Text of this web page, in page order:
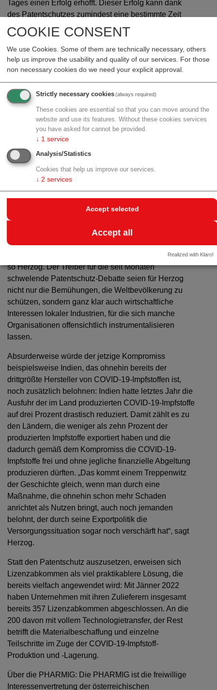
COOKIE CONSENT
We use Cookies. Some of them are technically necessary, others
help us improve the usability and quality of our services. For those
non necessary cookies do we need your explicit approval.
Strictly necessary cookies(always required)
These cookies are essential so that you can move around the
website and use its features. Without these cookies services
you have asked for cannot be provided.
↓ 1 service
Analysis/Statistics
Cookies that help us improve our services.
↓ 2 services
Accept selected
Accept all
Realized with Klaro!
Tages einen Erfolg erhofft. Dieser Erfolg kann dank
des Patentschutzes zumindest eine bestimmte Zeit
lang abgesichert werden. „Hebt man diesen nun bei so
bedeutsamen Innovationen wie COVID-19-Impfungen
auf, ist das ein fatales Zeichen für zukünftige
Forschungs- und Entwicklungsaktivitäten“, ist Herzog
überzeugt.
Die Aufhebung des Patentschutzes soll laut dem
Kompromiss zeitlich befristet und nur für Länder gültig
sein, die im Jahr 2021 weniger als 10 Prozent der
weltweit produzierten COVID-19-Impfstoffe exportiert
haben. „Das ändert aber nichts an der Tatsache, dass
wichtige Daten von Entwicklungs- und
Herstellungsprozessen durch die Weitergabe für
immer entwertet sind. Da mag man die wertvollen
möchte. Eine zeitliche Befristung ist in dieser Hinsicht
vollkommen wirkungslos. Man sollte es daher als
weitsichtig anerkennen, dass sich die EU und einzelne
Länder bisher gegen eine Patent-Weitergabe ohne
jegliche finanzielle Entschädigung ausgesprochen
haben, anstatt dies als ‚Armutszeugnis‘ zu entwerten“,
so Herzog. Der Treiber für die seit Monaten
schwelende Patentschutz-Debatte seien für Herzog
nicht nur die Bemühungen, die Weltbevölkerung zu
schützen, sondern ganz klar auch wirtschaftliche
Interessen lokaler Industrien, für die sich manche
Organisationen offensichtlich instrumentalisieren
lassen.
Absurderweise würde der jetzige Kompromiss
beispielsweise Indien, das ohnehin bereits der
drittgrößte Hersteller von COVID-19-Impfstoffen ist,
noch zusätzlich belohnen: Indien hatte letztes Jahr die
Ausfuhr der im Land produzierten COVID-19-Impfstoffe
auf drei Prozent drastisch reduziert. Damit zählt es zu
den Ländern, die weniger als zehn Prozent der
produzierten Impfstoffe exportiert haben und die
dadurch gemäß dem Kompromiss die COVID-19-
Impfstoffe frei und ohne jegliche finanzielle Abgeltung
produzieren dürften. „Das kommt einem Treppenwitz
der Geschichte gleich, wenn man durch eine
Maßnahme, die ohnehin schon mehr Schaden
anrichtet als Nutzen bringt, auch noch jemanden
belohnt, der durch seine Exportpolitik die
Versorgungssituation sogar noch verschärft hat“, sagt
Herzog.
Statt den Patentschutz auszusetzen, erweisen sich
Lizenzabkommen als viel praktikablere Lösung, die
bereits vielfach angewendet wird: Mit Jänner 2022
haben Unternehmen mit ihren Zulieferern insgesamt
bereits 357 Lizenzabkommen abgeschlossen. An die
200 davon mit vollem Technologietransfer, der Rest
betrifft die Materialbeschaffung und einzelne
Teilschritte im Zuge der COVID-19-Impfstoff-
Produktion und -Lagerung.
Über die PHARMIG: Die PHARMIG ist die freiwillige
Interessenvertretung der österreichischen